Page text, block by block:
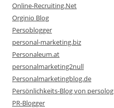
Online-Recruiting.Net
Orginio Blog
Persoblogger
personal-marketing.biz
Personaleum.at
personalmarketing2null
Personalmarketingblog.de
Persönlichkeits-Blog von persolog
PR-Blogger